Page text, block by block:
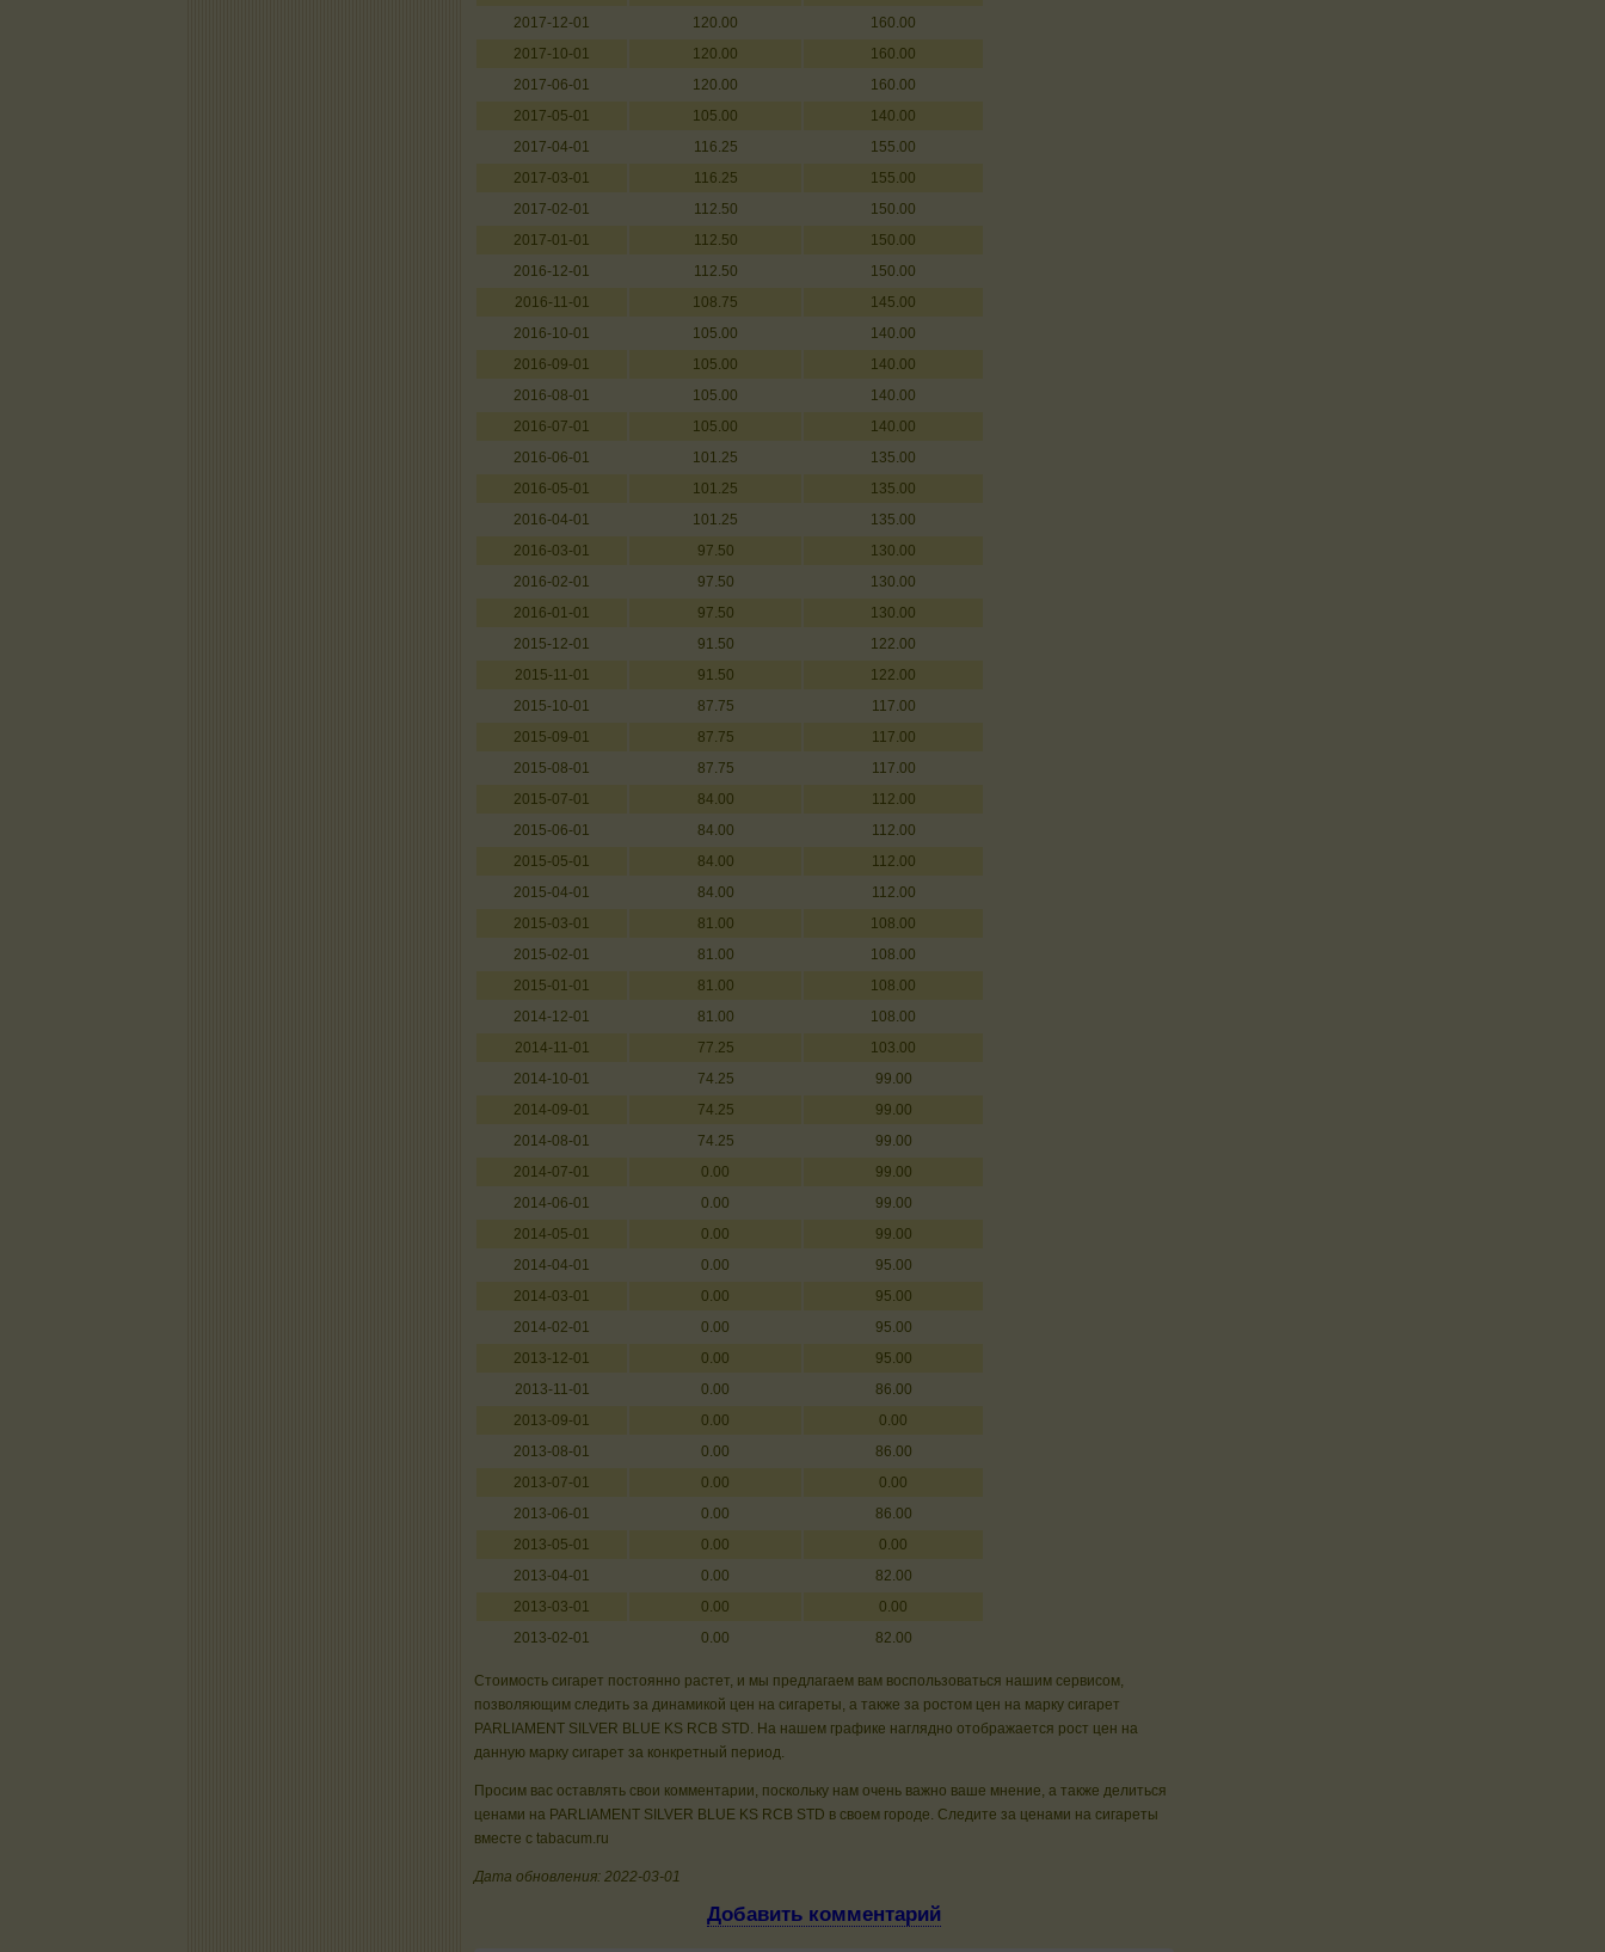
2017-12-01
120.00
160.00
2017-10-01
120.00
160.00
2017-06-01
120.00
160.00
2017-05-01
105.00
140.00
2017-04-01
116.25
155.00
2017-03-01
116.25
155.00
2017-02-01
112.50
150.00
2017-01-01
112.50
150.00
2016-12-01
112.50
150.00
2016-11-01
108.75
145.00
2016-10-01
105.00
140.00
2016-09-01
105.00
140.00
2016-08-01
105.00
140.00
2016-07-01
105.00
140.00
2016-06-01
101.25
135.00
2016-05-01
101.25
135.00
2016-04-01
101.25
135.00
2016-03-01
97.50
130.00
2016-02-01
97.50
130.00
2016-01-01
97.50
130.00
2015-12-01
91.50
122.00
2015-11-01
91.50
122.00
2015-10-01
87.75
117.00
2015-09-01
87.75
117.00
2015-08-01
87.75
117.00
2015-07-01
84.00
112.00
2015-06-01
84.00
112.00
2015-05-01
84.00
112.00
2015-04-01
84.00
112.00
2015-03-01
81.00
108.00
2015-02-01
81.00
108.00
2015-01-01
81.00
108.00
2014-12-01
81.00
108.00
2014-11-01
77.25
103.00
2014-10-01
74.25
99.00
2014-09-01
74.25
99.00
2014-08-01
74.25
99.00
2014-07-01
0.00
99.00
2014-06-01
0.00
99.00
2014-05-01
0.00
99.00
2014-04-01
0.00
95.00
2014-03-01
0.00
95.00
2014-02-01
0.00
95.00
2013-12-01
0.00
95.00
2013-11-01
0.00
86.00
2013-09-01
0.00
0.00
2013-08-01
0.00
86.00
2013-07-01
0.00
0.00
2013-06-01
0.00
86.00
2013-05-01
0.00
0.00
2013-04-01
0.00
82.00
2013-03-01
0.00
0.00
2013-02-01
0.00 82.00
Стоимость сигарет постоянно растет, и мы предлагаем вам воспользоваться нашим сервисом,
позволяющим следить за динамикой цен на сигареты, а также за ростом цен на марку сигарет
PARLIAMENT SILVER BLUE KS RCB STD. На нашем графике наглядно отображается рост цен на
данную марку сигарет за конкретный период.
Просим вас оставлять свои комментарии, поскольку нам очень важно ваше мнение, а также делиться
ценами на PARLIAMENT SILVER BLUE KS RCB STD в своем городе. Следите за ценами на сигареты
вместе с tabacum.ru
Дата обновления: 2022-03-01
Добавить комментарий